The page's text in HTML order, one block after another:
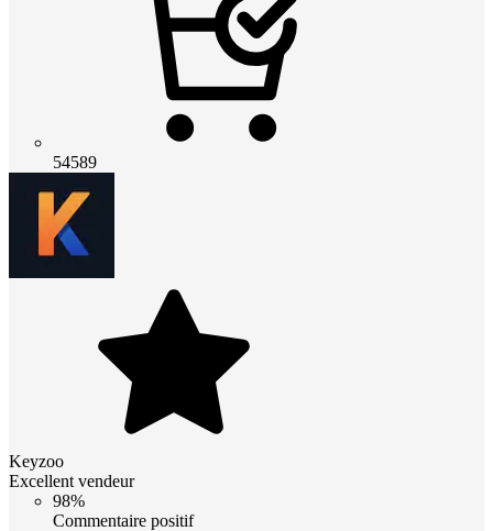
54589
Keyzoo
Excellent vendeur
98%
Commentaire positif